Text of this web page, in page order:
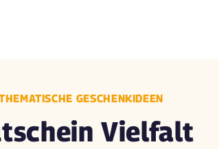
GESCHENKIDEEN
Vielfalt